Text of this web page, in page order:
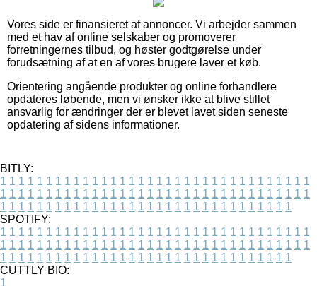
Vores side er finansieret af annoncer. Vi arbejder sammen
med et hav af online selskaber og promoverer
forretningernes tilbud, og høster godtgørelse under
forudsætning af at en af vores brugere laver et køb.
Orientering angående produkter og online forhandlere
opdateres løbende, men vi ønsker ikke at blive stillet
ansvarlig for ændringer der er blevet lavet siden seneste
opdatering af sidens informationer.
BITLY:
1 1 1 1 1 1 1 1 1 1 1 1 1 1 1 1 1 1 1 1 1 1 1 1 1 1 1 1 1 1 1 1 1 1
1 1 1 1 1 1 1 1 1 1 1 1 1 1 1 1 1 1 1 1 1 1 1 1 1 1 1 1 1 1 1 1 1 1
1 1 1 1 1 1 1 1 1 1 1 1 1 1 1 1 1 1 1 1 1 1 1 1 1 1 1 1 1 1 1 1
SPOTIFY:
1 1 1 1 1 1 1 1 1 1 1 1 1 1 1 1 1 1 1 1 1 1 1 1 1 1 1 1 1 1 1 1 1 1
1 1 1 1 1 1 1 1 1 1 1 1 1 1 1 1 1 1 1 1 1 1 1 1 1 1 1 1 1 1 1 1 1 1
1 1 1 1 1 1 1 1 1 1 1 1 1 1 1 1 1 1 1 1 1 1 1 1 1 1 1 1 1 1 1 1
CUTTLY BIO:
1